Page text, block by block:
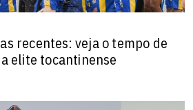
recentes: veja o tempo de
elite tocantinense